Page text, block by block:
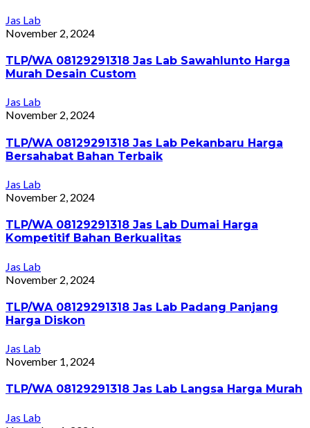
Jas Lab
November 2, 2024
TLP/WA 08129291318 Jas Lab Sawahlunto Harga
Murah Desain Custom
Jas Lab
November 2, 2024
TLP/WA 08129291318 Jas Lab Pekanbaru Harga
Bersahabat Bahan Terbaik
Jas Lab
November 2, 2024
TLP/WA 08129291318 Jas Lab Dumai Harga
Kompetitif Bahan Berkualitas
Jas Lab
November 2, 2024
TLP/WA 08129291318 Jas Lab Padang Panjang
Harga Diskon
Jas Lab
November 1, 2024
TLP/WA 08129291318 Jas Lab Langsa Harga Murah
Jas Lab